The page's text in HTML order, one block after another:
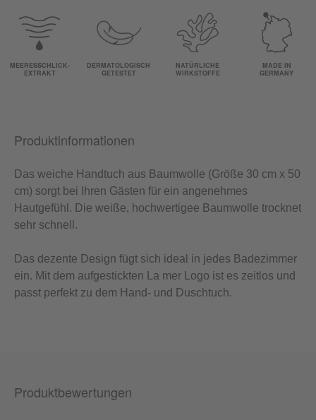
MEERESSCHLICK-
EXTRAKT
DERMATOLOGISCH
GETESTET
NATÜRLICHE
WIRKSTOFFE
MADE IN
GERMANY
Produktinformationen
Das weiche Handtuch aus Baumwolle (Größe 30 cm x 50
cm) sorgt bei Ihren Gästen für ein angenehmes
Hautgefühl. Die weiße, hochwertigee Baumwolle trocknet
sehr schnell.
Das dezente Design fügt sich ideal in jedes Badezimmer
ein. Mit dem aufgestickten La mer Logo ist es zeitlos und
passt perfekt zu dem Hand- und Duschtuch.
Produktbewertungen